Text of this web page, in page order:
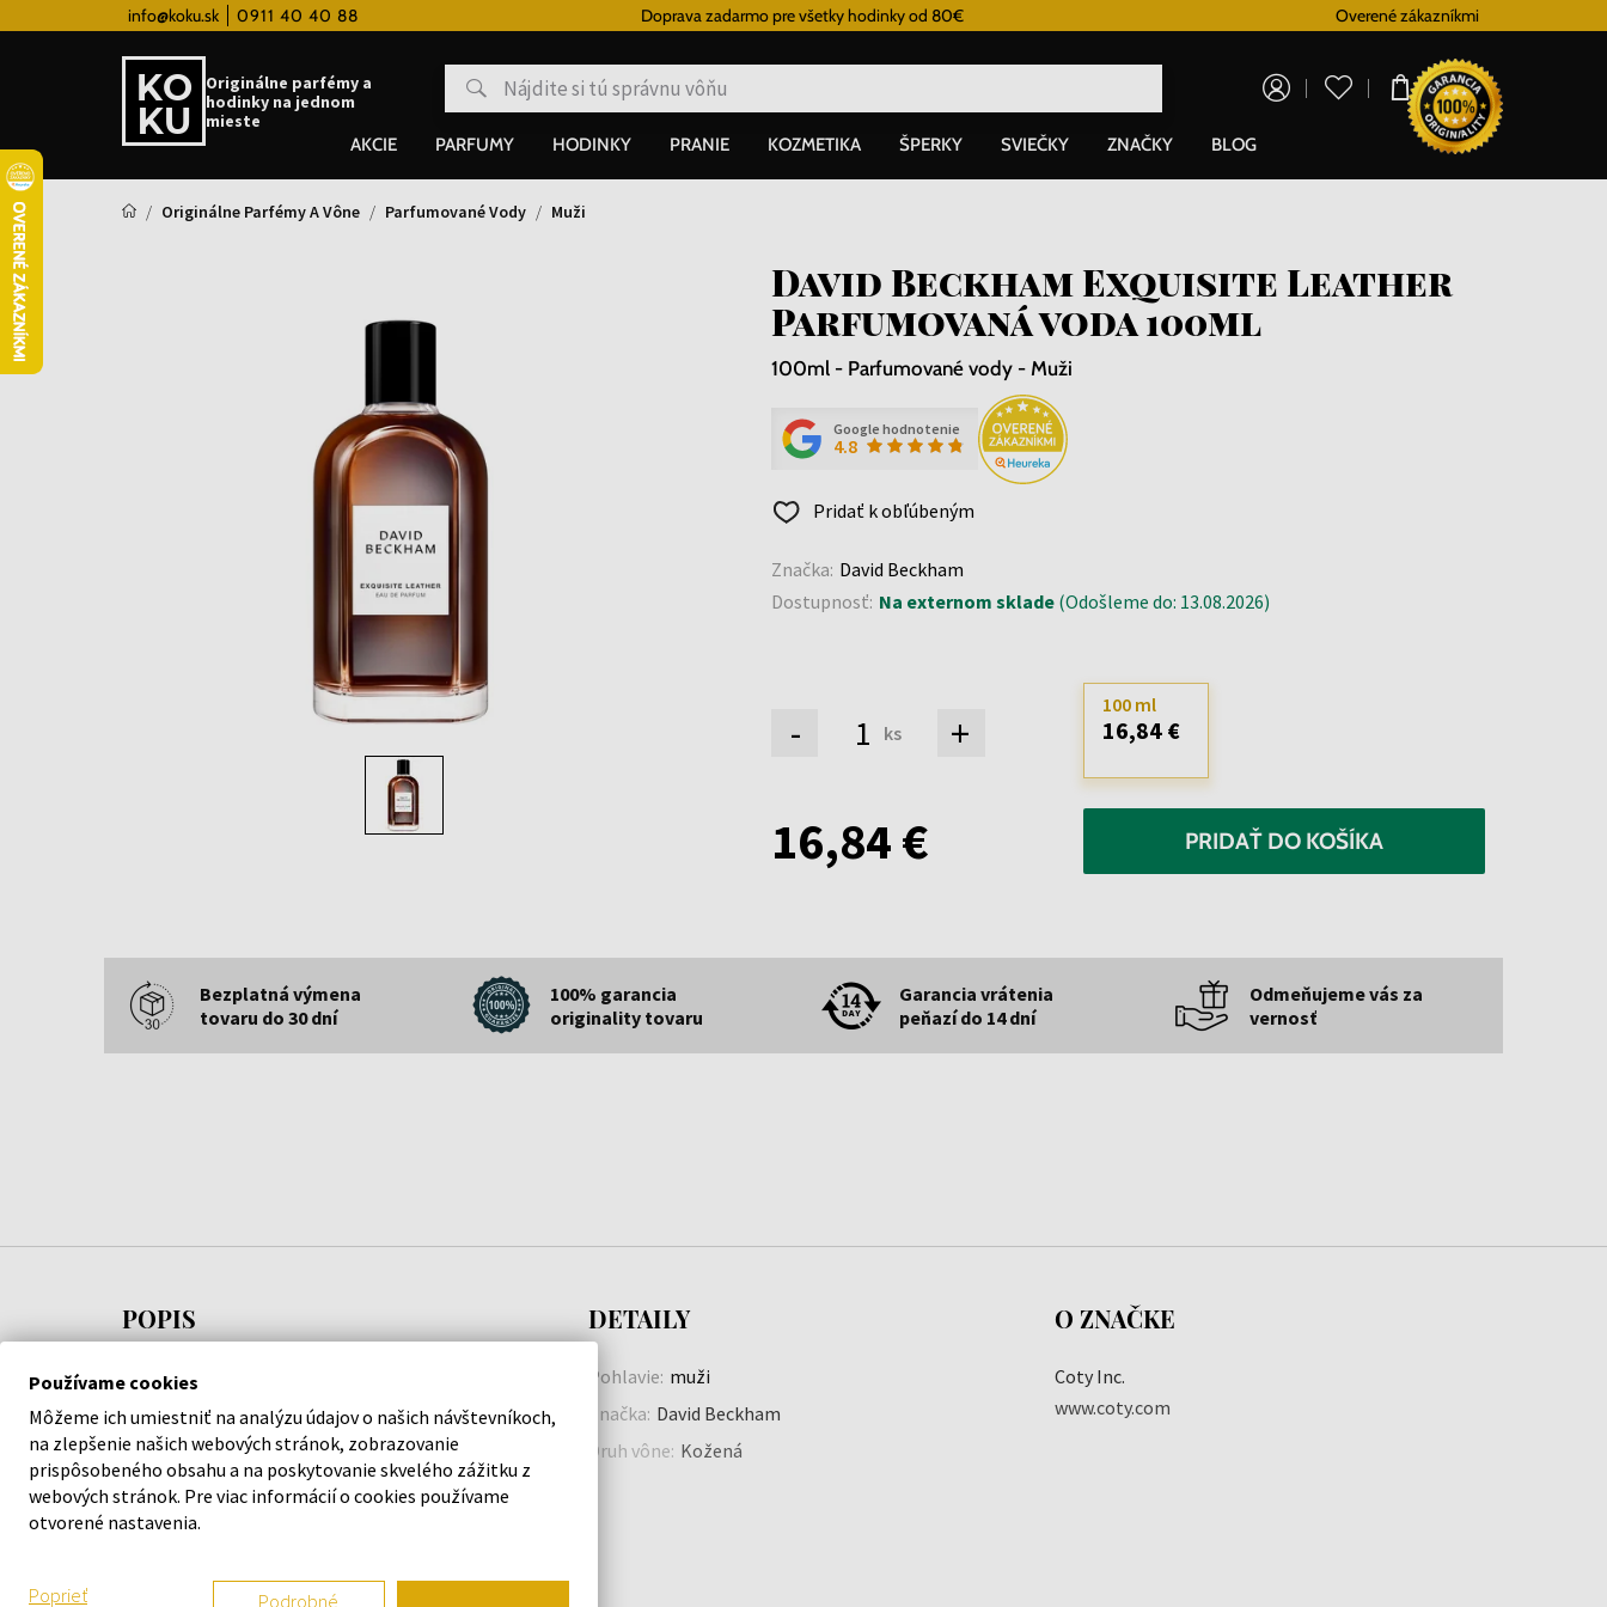
info@koku.sk 0911 40 40 88Vernostný systém Doprava zadarmo pre všetky hodinky od 80€ Overené zákazníkmi
Originálne parfémy a
hodinky na jednom
mieste
0,00 €
AKCIE PARFUMY HODINKY PRANIE KOZMETIKA ŠPERKY SVIEČKY ZNAČKY BLOG
Originálne Parfémy A Vône Parfumované Vody Muži
David Beckham Exquisite Leather
Parfumovaná voda 100ml
100ml - Parfumované vody - Muži
Google hodnotenie
4.8
Pridať k obľúbeným
Značka: David Beckham
Dostupnosť: Na externom sklade(Odošleme do: 13.08.2026)
- ks +
100 ml
16,84 €
16,84 € PRIDAŤ DO KOŠÍKA
Bezplatná výmena
tovaru do 30 dní
100% garancia
originality tovaru
Garancia vrátenia
peňazí do 14 dní
Odmeňujeme vás za
vernosť
POPIS
Exquisite Leather je kvintesenciou mužského
luxusu – vôňa, ktorá spája surovú eleganciu s
rafinovanou zmyselnosťou. Inšpirovaná
bohatstvom najkvalitnejších materiálov a
majstrovstvom kožiarskeho remesla, otvára sa
sviežimi tónmi jablka, maliny, ružového korenia a
bourbonskej kože prepletá s arómou borievky,
DETAILY
Pohlavie: muži
Značka: David Beckham
Druh vône: Kožená
O ZNAČKE
Coty Inc.
www.coty.com
Používame cookies
Môžeme ich umiestniť na analýzu údajov o našich návštevníkoch,
na zlepšenie našich webových stránok, zobrazovanie
prispôsobeného obsahu a na poskytovanie skvelého zážitku z
webových stránok. Pre viac informácií o cookies používame
otvorené nastavenia.
Poprieť
Podrobné